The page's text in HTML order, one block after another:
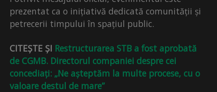
prezentat ca o inițiativă dedicată comunității și
petrecerii timpului în spațiul public.
CITEȘTE ȘI Restructurarea STB a fost aprobată
de CGMB. Directorul companiei despre cei
concediați: „Ne așteptăm la multe procese, cu o
valoare destul de mare”